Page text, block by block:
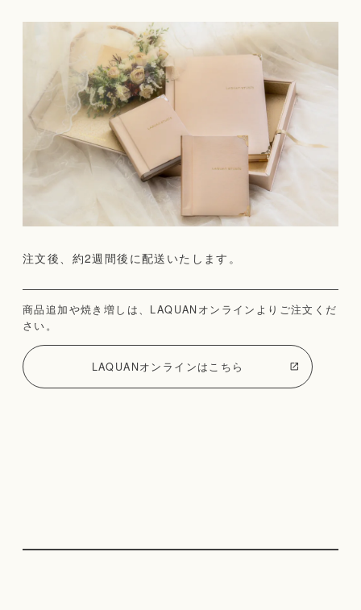
注文後、約2週間後に配送いたします。
商品追加や焼き増しは、LAQUANオンラインよりご注文くだ
さい。
LAQUANオンラインはこちら